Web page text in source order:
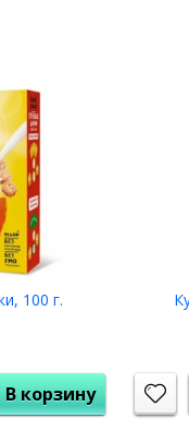
консервантов и
продукт;
еще более крепким;
воздействие
быстрый перекус.
зелёная гречка,
семена тыквы
проращивается на
до 40-42 ˚С.
100 г.
В корзину